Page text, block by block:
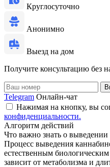
Круглосуточно
Анонимно
Выезд на дом
Получите консультацию без
Telegram Онлайн-чат
Нажимая на кнопку, вы
конфиденциальности.
Алгоритм действий
Что важно знать о
Процесс выведения
естественным
зависит от метаболизма и